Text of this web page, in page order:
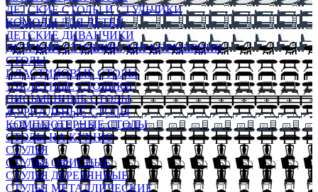
ДЕТСКИЕ СТОЛЫ И СТУЛЬЧИКИ
КОМОДЫ ДЛЯ ДЕТЕЙ
ДЕТСКИЕ ДИВАНЧИКИ
ДЕТСКИЙ СТУЛЬЧИК ДЛЯ КОРМЛЕНИЯ
СТОЛЫ
ПЛАСТИКОВЫЕ СТОЛЫ
ТУАЛЕТНЫЕ СТОЛИКИ
ПИСЬМЕННЫЕ СТОЛЫ
ЖУРНАЛЬНЫЕ СТОЛЫ
КОМПЬЮТЕРНЫЕ СТОЛЫ
СТОЛЫ НА КУХНЮ
СТУЛЬЯ
СТУЛЬЯ ОФИСНЫЕ
СТУЛЬЯ ДЕРЕВЯННЫЕ
СТУЛЬЯ МЕТАЛЛИЧЕСКИЕ